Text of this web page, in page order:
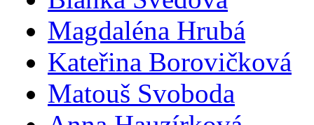
Magdaléna Hrubá
Kateřina Borovičková
Matouš Svoboda